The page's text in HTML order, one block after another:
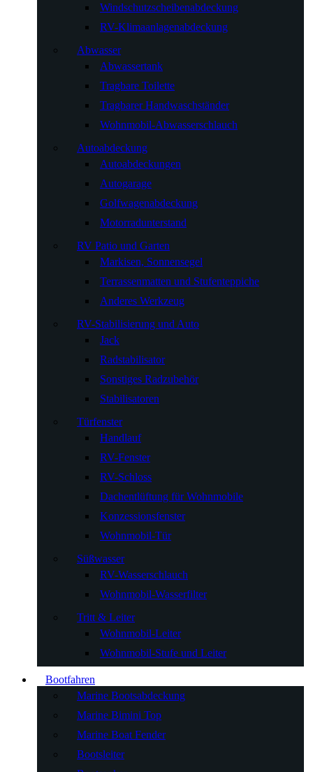
Windschutzscheibenabdeckung
RV-Klimaanlagenabdeckung
Abwasser
Abwassertank
Tragbare Toilette
Tragbarer Handwaschständer
Wohnmobil-Abwasserschlauch
Autoabdeckung
Autoabdeckungen
Autogarage
Golfwagenabdeckung
Motorradunterstand
RV Patio und Garten
Markisen, Sonnensegel
Terrassenmatten und Stufenteppiche
Anderes Werkzeug
RV-Stabilisierung und Auto
Jack
Radstabilisator
Sonstiges Radzubehör
Stabilisatoren
Türfenster
Handlauf
RV-Fenster
RV-Schloss
Dachentlüftung für Wohnmobile
Konzessionsfenster
Wohnmobil-Tür
Süßwasser
RV-Wasserschlauch
Wohnmobil-Wasserfilter
Tritt & Leiter
Wohnmobil-Leiter
Wohnmobil-Stufe und Leiter
Bootfahren
Marine Bootsabdeckung
Marine Bimini Top
Marine Boat Fender
Bootsleiter